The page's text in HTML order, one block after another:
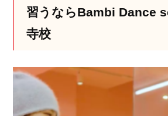
習うならBambi Dance
寺校